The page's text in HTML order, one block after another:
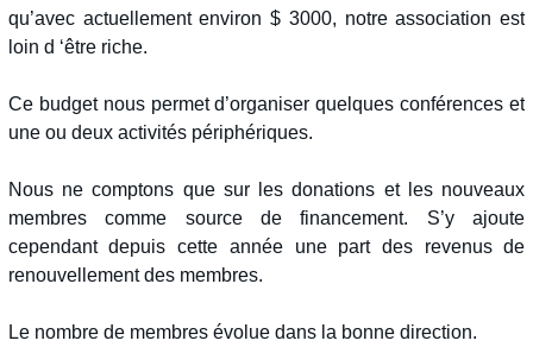
qu’avec actuellement environ $ 3000, notre association est
loin d ‘être riche.
Ce budget nous permet d’organiser quelques conférences et
une ou deux activités périphériques.
Nous ne comptons que sur les donations et les nouveaux
membres comme source de financement. S’y ajoute
cependant depuis cette année une part des revenus de
renouvellement des membres.
Le nombre de membres évolue dans la bonne direction.